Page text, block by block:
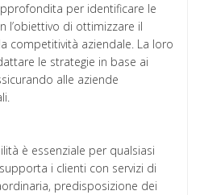
per identificare le
l’obiettivo di ottimizzare il
competitività aziendale. La loro
le strategie in base ai
alle aziende
è essenziale per qualsiasi
i clienti con servizi di
predisposizione dei